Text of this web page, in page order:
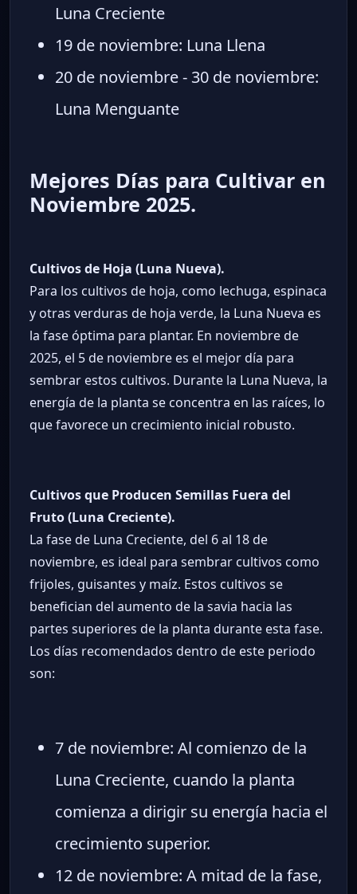
Luna Creciente
19 de noviembre: Luna Llena
20 de noviembre - 30 de noviembre:
Luna Menguante
Mejores Días para Cultivar en
Noviembre 2025.
Cultivos de Hoja (Luna Nueva).
Para los cultivos de hoja, como lechuga, espinaca
y otras verduras de hoja verde, la Luna Nueva es
la fase óptima para plantar. En noviembre de
2025, el 5 de noviembre es el mejor día para
sembrar estos cultivos. Durante la Luna Nueva, la
energía de la planta se concentra en las raíces, lo
que favorece un crecimiento inicial robusto.
Cultivos que Producen Semillas Fuera del
Fruto (Luna Creciente).
La fase de Luna Creciente, del 6 al 18 de
noviembre, es ideal para sembrar cultivos como
frijoles, guisantes y maíz. Estos cultivos se
benefician del aumento de la savia hacia las
partes superiores de la planta durante esta fase.
Los días recomendados dentro de este periodo
son:
7 de noviembre: Al comienzo de la
Luna Creciente, cuando la planta
comienza a dirigir su energía hacia el
crecimiento superior.
12 de noviembre: A mitad de la fase,